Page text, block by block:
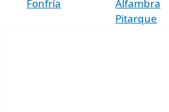
Fonfría
Alfambra
Pitarque